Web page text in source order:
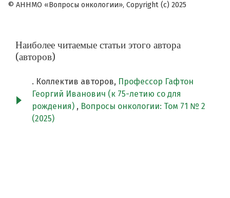
© АННМО «Вопросы онкологии», Copyright (c) 2025
Наиболее читаемые статьи этого автора
(авторов)
. Коллектив авторов, Профессор Гафтон
Георгий Иванович (к 75-летию со для
рождения) , Вопросы онкологии: Том 71 № 2
(2025)